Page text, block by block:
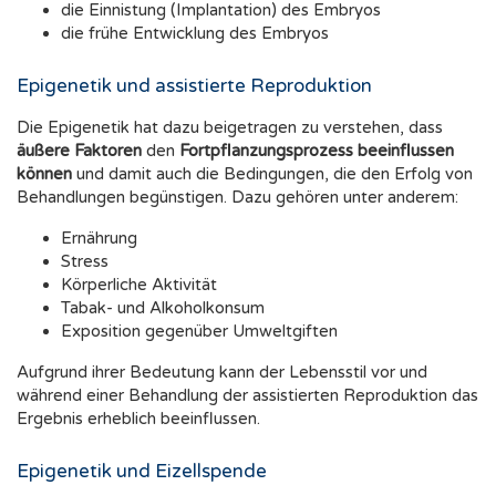
die Einnistung (Implantation) des Embryos
die frühe Entwicklung des Embryos
Epigenetik und assistierte Reproduktion
Die Epigenetik hat dazu beigetragen zu verstehen, dass
äußere Faktoren den Fortpflanzungsprozess beeinflussen
können und damit auch die Bedingungen, die den Erfolg von
Behandlungen begünstigen. Dazu gehören unter anderem:
Ernährung
Stress
Körperliche Aktivität
Tabak- und Alkoholkonsum
Exposition gegenüber Umweltgiften
Aufgrund ihrer Bedeutung kann der Lebensstil vor und
während einer Behandlung der assistierten Reproduktion das
Ergebnis erheblich beeinflussen.
Epigenetik und Eizellspende